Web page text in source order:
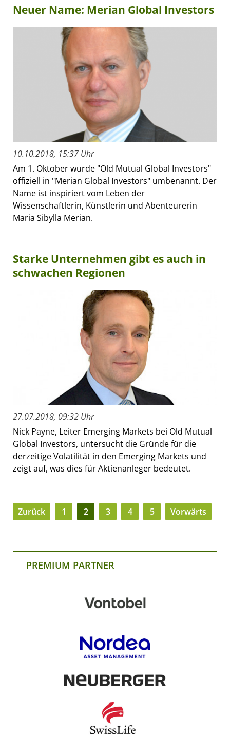
Neuer Name: Merian Global Investors
10.10.2018, 15:37 Uhr
Am 1. Oktober wurde "Old Mutual Global Investors"
offiziell in "Merian Global Investors" umbenannt. Der
Name ist inspiriert vom Leben der
Wissenschaftlerin, Künstlerin und Abenteurerin
Maria Sibylla Merian.
Starke Unternehmen gibt es auch in
schwachen Regionen
27.07.2018, 09:32 Uhr
Nick Payne, Leiter Emerging Markets bei Old Mutual
Global Investors, untersucht die Gründe für die
derzeitige Volatilität in den Emerging Markets und
zeigt auf, was dies für Aktienanleger bedeutet.
Zurück 1 2 3 4 5 Vorwärts
PREMIUM PARTNER